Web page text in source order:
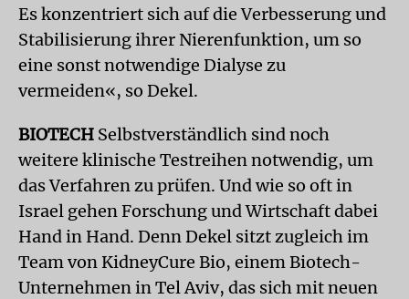
Es konzentriert sich auf die Verbesserung und
Stabilisierung ihrer Nierenfunktion, um so
eine sonst notwendige Dialyse zu
vermeiden«, so Dekel.
BIOTECH Selbstverständlich sind noch
weitere klinische Testreihen notwendig, um
das Verfahren zu prüfen. Und wie so oft in
Israel gehen Forschung und Wirtschaft dabei
Hand in Hand. Denn Dekel sitzt zugleich im
Team von KidneyCure Bio, einem Biotech-
Unternehmen in Tel Aviv, das sich mit neuen